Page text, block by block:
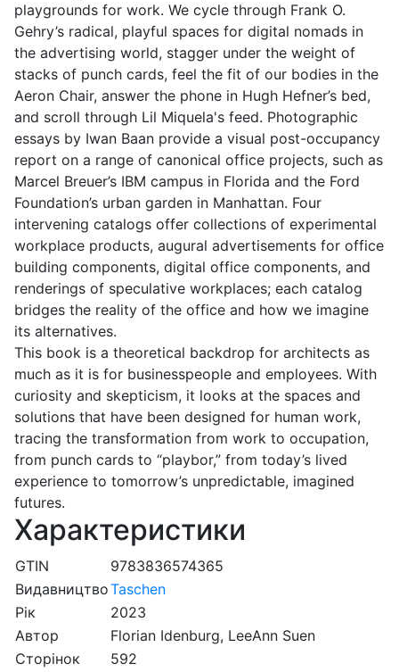
playgrounds for work. We cycle through Frank O.
Gehry’s radical, playful spaces for digital nomads in
the advertising world, stagger under the weight of
stacks of punch cards, feel the fit of our bodies in the
Aeron Chair, answer the phone in Hugh Hefner’s bed,
and scroll through Lil Miquela's feed. Photographic
essays by Iwan Baan provide a visual post-occupancy
report on a range of canonical office projects, such as
Marcel Breuer’s IBM campus in Florida and the Ford
Foundation’s urban garden in Manhattan. Four
intervening catalogs offer collections of experimental
workplace products, augural advertisements for office
building components, digital office components, and
renderings of speculative workplaces; each catalog
bridges the reality of the office and how we imagine
its alternatives.
This book is a theoretical backdrop for architects as
much as it is for businesspeople and employees. With
curiosity and skepticism, it looks at the spaces and
solutions that have been designed for human work,
tracing the transformation from work to occupation,
from punch cards to “playbor,” from today’s lived
experience to tomorrow’s unpredictable, imagined
futures.
Характеристики
GTIN
9783836574365
ВидавництвоTaschen
Рік
2023
Автор
Florian Idenburg, LeeAnn Suen
Сторінок
592